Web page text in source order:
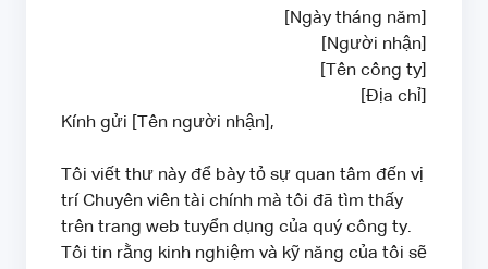
[Ngày tháng năm]
[Người nhận]
[Tên công ty]
[Địa chỉ]
Kính gửi [Tên người nhận],
Tôi viết thư này để bày tỏ sự quan tâm đến vị
trí Chuyên viên tài chính mà tôi đã tìm thấy
trên trang web tuyển dụng của quý công ty.
Tôi tin rằng kinh nghiệm và kỹ năng của tôi sẽ